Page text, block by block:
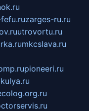
zarges-ru.ru
utrovortu.ru
mkcslava.ru
pioneeri.ru